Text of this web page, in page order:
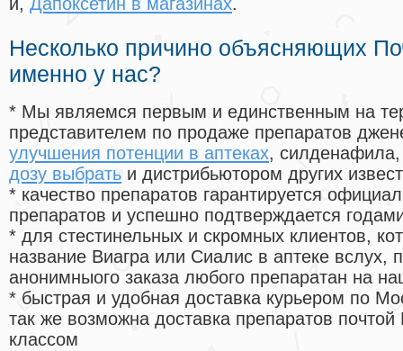
Несколько причино объясняющих
именно у нас?
* Мы являемся первым и единственным на
представителем по продаже препаратов
улучшения потенции в аптеках, силденафила,
дозу выбрать и дистрибьютором других
* качество препаратов гарантируется
препаратов и успешно подтверждается
* для стестинельных и скромных клиентов,
название Виагра или Сиалис в аптеке вслух,
анонимныого заказа любого препаратан на
* быстрая и удобная доставка курьером по
так же возможна доставка препаратов
классом